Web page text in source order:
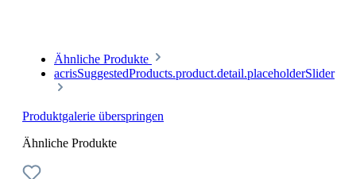
Ähnliche Produkte
acrisSuggestedProducts.product.detail.placeholderSlider
Produktgalerie überspringen
Ähnliche Produkte